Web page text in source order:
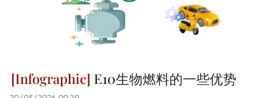
E10生物燃料的一些优势